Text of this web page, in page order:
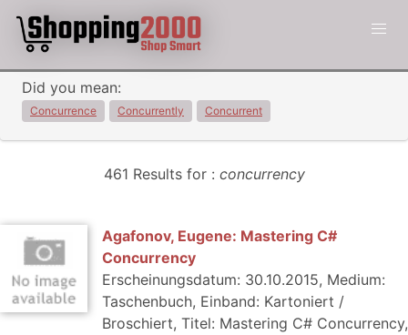
Did you mean:
Concurrence Concurrently Concurrent
461 Results for : concurrency
Agafonov, Eugene: Mastering C#
Concurrency
Erscheinungsdatum: 30.10.2015, Medium:
Taschenbuch, Einband: Kartoniert /
Broschiert, Titel: Mastering C# Concurrency,